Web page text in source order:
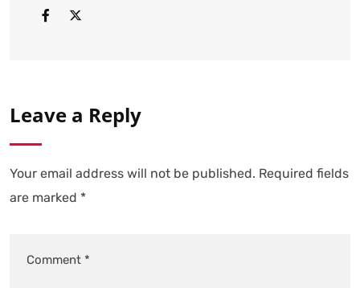
Leave a Reply
Your email address will not be published. Required fields
are marked *